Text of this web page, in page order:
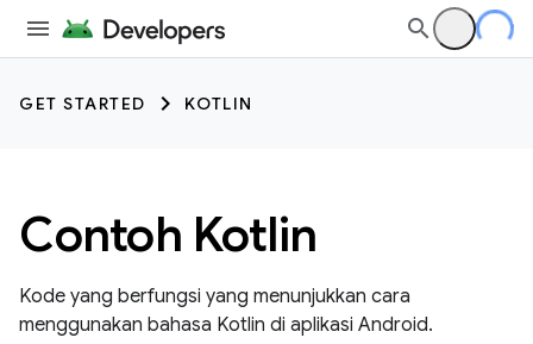
GET STARTED KOTLIN
Contoh Kotlin
Kode yang berfungsi yang menunjukkan cara
menggunakan bahasa Kotlin di aplikasi Android.